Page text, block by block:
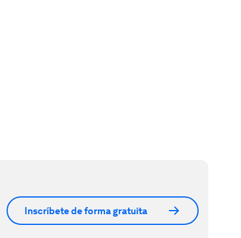
Inscríbete de forma gratuita